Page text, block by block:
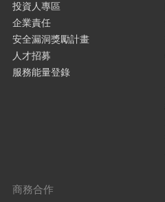
投資人專區
企業責任
安全漏洞獎勵計畫
人才招募
服務能量登錄
商務合作